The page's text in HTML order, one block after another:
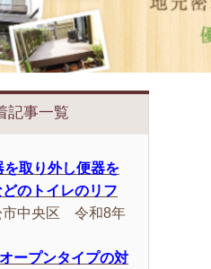
記事一覧
を取り外し便器を
のトイレのリフ
市中央区 令和8年
ープンタイプの対